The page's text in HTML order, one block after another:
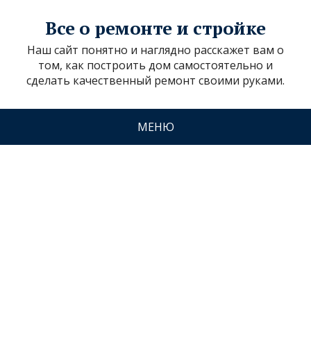
Все о ремонте и стройке
Наш сайт понятно и наглядно расскажет вам о
том, как построить дом самостоятельно и
сделать качественный ремонт своими руками.
МЕНЮ